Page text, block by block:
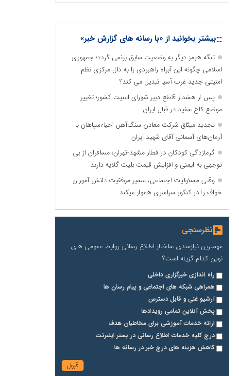
::بیشتر بخوانید از «با رسانه های گزارش خبر»
تنگه هرمز دیگر به وضعیت سابق برنمی گردد؛ جمهوری
اسلامی چگونه این آبراه راهبردی را به دال مرکزی نظم
امنیتی جدید غرب آسیا تبدیل می کند؟
پس از هشدار قاطع دبیر شورای امنیت کشور؛ تغییر
موضع کاخ سفید در قبال ایران
تجدید میثاق شرکت معادن سنگ‌آهن احیاءسپاهان با
آرمان‌های آسمانی آقای شهید ایران
گرمازدگی کودکان در قطار مشهد-تهران؛ مسافران از بی
توجهی به ایمنی و افزایش قیمت بلیت گلایه دارند
وقتی مسئولیت اجتماعی، مسیر موفقیت دانش آموزان
خواف را در کنکور سراسری هموار میکند
نظرسنجی
مهمترین نیازمندی ساختار اطلاع رسانی روابط عمومی های
نوین کدام گزینه است؟
راه اندازی خبرگزاری داخلی
همراهی شبکه های اجتماعی و پیام رسان ها
آرشیو غنی و قابل دسترس
پخش آنلاین تمامی رویدادها
ارائه خدمات آموزشی برای مخاطیان هدف
درج کلیه خدمات اطلاع رسانی در بستر اینترنت
کاهش هزینه های درج خبر در رسانه ها